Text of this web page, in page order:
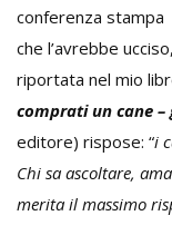
conferenza stampa
che l’avrebbe
riportata nel mio
comprati un cane
editore) rispose: “i
Chi sa ascoltare,
merita il massimo